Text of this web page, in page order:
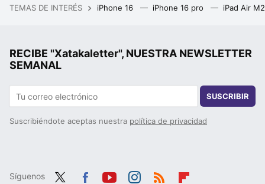
TEMAS DE INTERÉS iPhone 16 iPhone 16 pro iPad Air
RECIBE "Xatakaletter", NUESTRA NEWSLETTER
SEMANAL
SUSCRIBIR
Suscribiéndote aceptas nuestra política de privacidad
Síguenos